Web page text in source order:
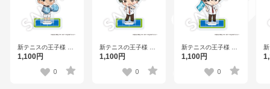
新テニスの王子様 フ
レフレンズアクリル
1,100円
0
新テニスの王子様 フ
レフレンズアクリル
1,100円
0
新テニスの王子様 フ
レフレンズアクリル
1,100円
0